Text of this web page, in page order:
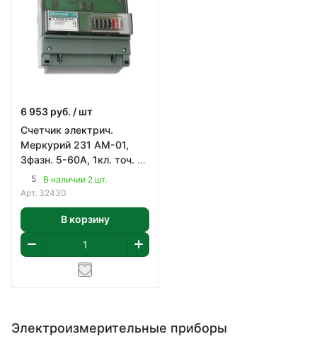
6 953 руб. / шт
Счетчик электрич.
Меркурий 231 АМ-01,
3фазн. 5-60А, 1кл. точ. 1
тариф., мех. креп.
5
В наличии 2 шт.
Арт. 32430
В корзину
Электроизмерительные приборы